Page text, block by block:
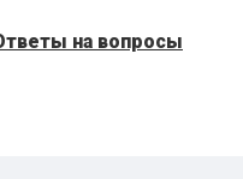
на вопросы